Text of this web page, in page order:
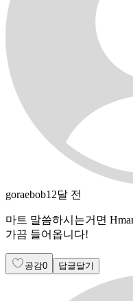
goraebob12달 전
마트 말씀하시는거면
가끔 들어옵니다!
공감0 답글달기